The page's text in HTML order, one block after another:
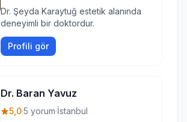
Dr. Şeyda Karaytuğ estetik alanında
deneyimli bir doktordur.
Profili gör
Dr. Baran Yavuz
5,0·5 yorum·İstanbul